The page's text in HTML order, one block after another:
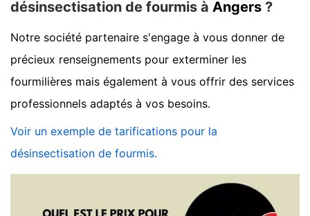
désinsectisation de fourmis à Angers ?
Notre société partenaire s'engage à vous donner de
précieux renseignements pour exterminer les
fourmilières mais également à vous offrir des services
professionnels adaptés à vos besoins.
Voir un exemple de tarifications pour la
désinsectisation de fourmis.